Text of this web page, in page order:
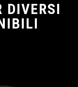
DIVERSI